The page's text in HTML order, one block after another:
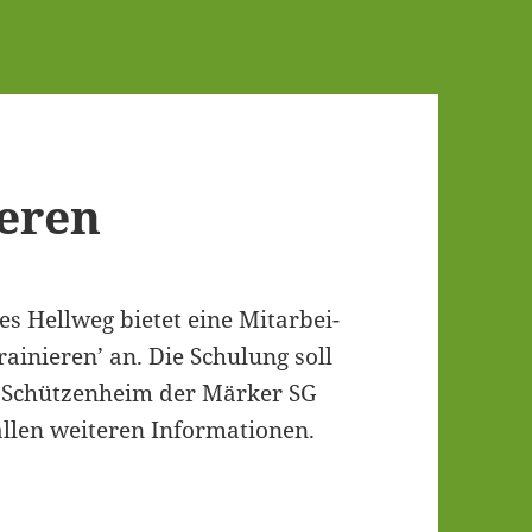
Hell­weg bie­tet eine Mit­ar­bei­
an. Die Schu­lung soll
der Mär­ker SG
wei­te­ren Informationen.